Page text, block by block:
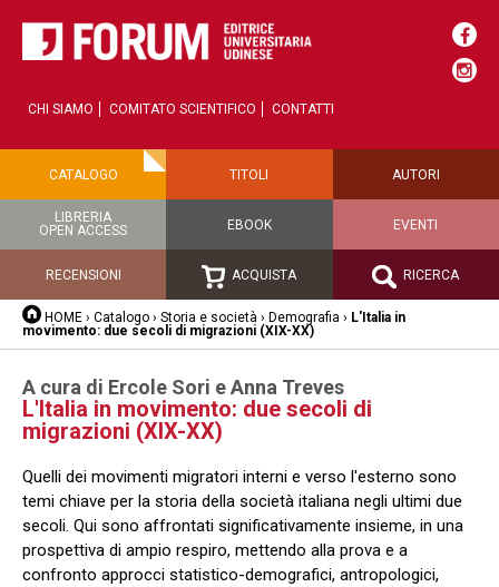
CHI SIAMO COMITATO SCIENTIFICO CONTATTI
CATALOGO TITOLI AUTORI
LIBRERIA
OPEN ACCESS
EBOOK EVENTI
RECENSIONI ACQUISTA RICERCA
HOME › Catalogo › Storia e società › Demografia › L'Italia in
movimento: due secoli di migrazioni (XIX-XX)
A cura di Ercole Sori e Anna Treves
L'Italia in movimento: due secoli di
migrazioni (XIX-XX)
Quelli dei movimenti migratori interni e verso l'esterno sono
temi chiave per la storia della società italiana negli ultimi due
secoli. Qui sono affrontati significativamente insieme, in una
prospettiva di ampio respiro, mettendo alla prova e a
confronto approcci statistico-demografici, antropologici,